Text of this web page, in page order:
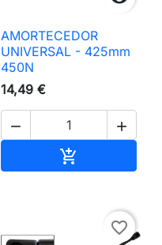
AMORTECEDOR
UNIVERSAL - 425mm
450N
14,49 €
 

favorite_border